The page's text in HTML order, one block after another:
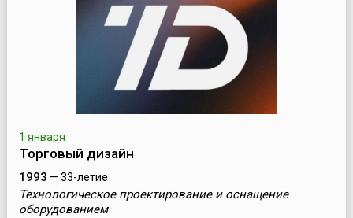
1 января
Торговый дизайн
1993 — 33-летие
Технологическое проектирование и оснащение
оборудованием